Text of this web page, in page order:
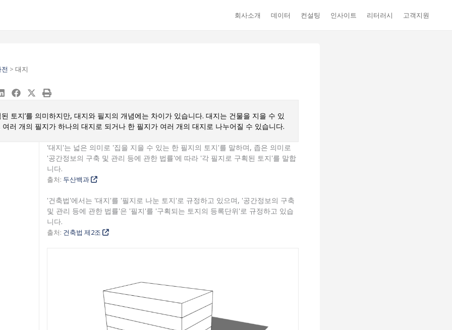
회사소개 데이터 컨설팅 인사이트 리터러시 고객지원
> 대지
된 토지’를 의미하지만, 대지와 필지의 개념에는 차이가 있습니다. 대지는 건물을 지을 수 있
러 개의 필지가 하나의 대지로 되거나 한 필지가 여러 개의 대지로 나누어질 수 있습니다.
'대지'는 넓은 의미로 '집을 지을 수 있는 한 필지의 토지'를 말하며, 좁은 의미로
'공간정보의 구축 및 관리 등에 관한 법률'에 따라 '각 필지로 구획된 토지'를 말합
니다.
출처: 두산백과
'건축법'에서는 '대지'를 '필지로 나눈 토지'로 규정하고 있으며, '공간정보의 구축
및 관리 등에 관한 법률'은 '필지'를 '구획되는 토지의 등록단위'로 규정하고 있습
니다.
출처: 건축법 제2조